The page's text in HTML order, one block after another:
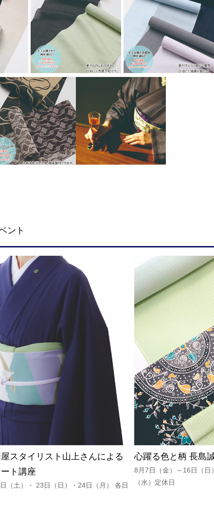
ント
屋スタイリスト山上さんによる
ト講座
（土）・ 23日（日）・24日（月） 各日
心躍る色と柄 長島
8月7日（金）～16日（
（水）定休日